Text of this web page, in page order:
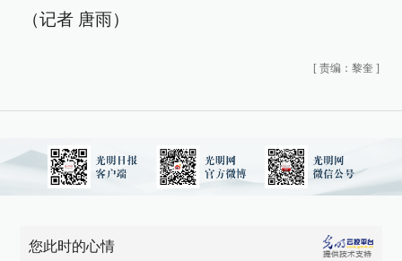
（记者 唐雨）
[ 责编：黎奎 ]
您此时的心情